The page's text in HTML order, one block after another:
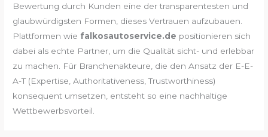
Bewertung durch Kunden eine der transparentesten und
glaubwürdigsten Formen, dieses Vertrauen aufzubauen.
Plattformen wie falkosautoservice.de positionieren sich
dabei als echte Partner, um die Qualität sicht- und erlebbar
zu machen. Für Branchenakteure, die den Ansatz der E-E-
A-T (Expertise, Authoritativeness, Trustworthiness)
konsequent umsetzen, entsteht so eine nachhaltige
Wettbewerbsvorteil.